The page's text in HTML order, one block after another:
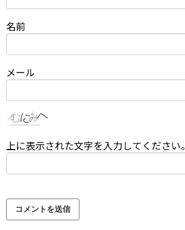
名前
メール
上に表示された文字を入力してください。